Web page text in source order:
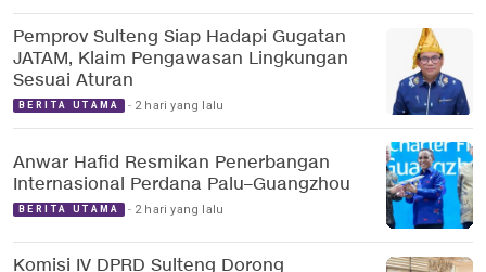
Pemprov Sulteng Siap Hadapi Gugatan
JATAM, Klaim Pengawasan Lingkungan
Sesuai Aturan
BERITA UTAMA 2 hari yang lalu
Anwar Hafid Resmikan Penerbangan
Internasional Perdana Palu–Guangzhou
BERITA UTAMA 2 hari yang lalu
Komisi IV DPRD Sulteng Dorong